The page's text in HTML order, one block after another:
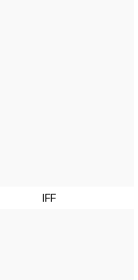
IFF